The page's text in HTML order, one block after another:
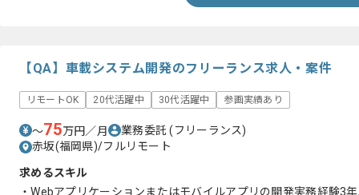
【QA】車載システム開発のフリーランス求人・案件
リモートOK 20代活躍中 30代活躍中 参画実績あり
〜75万円／月 業務委託(フリーランス)
赤坂(福岡県)/フルリモート
求めるスキル
・Webアプリケーションまたはモバイルアプリの開発実務経験3